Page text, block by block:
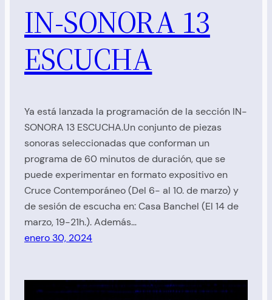
IN-SONORA 13
ESCUCHA
Ya está lanzada la programación de la sección IN-
SONORA 13 ESCUCHA.Un conjunto de piezas
sonoras seleccionadas que conforman un
programa de 60 minutos de duración, que se
puede experimentar en formato expositivo en
Cruce Contemporáneo (Del 6- al 10. de marzo) y
de sesión de escucha en: Casa Banchel (El 14 de
marzo, 19-21h.). Además…
enero 30, 2024